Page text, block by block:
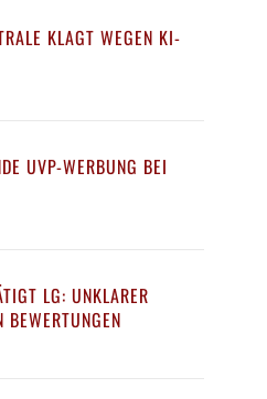
KLAGT WEGEN KI-
UVP-WERBUNG BEI
LG: UNKLARER